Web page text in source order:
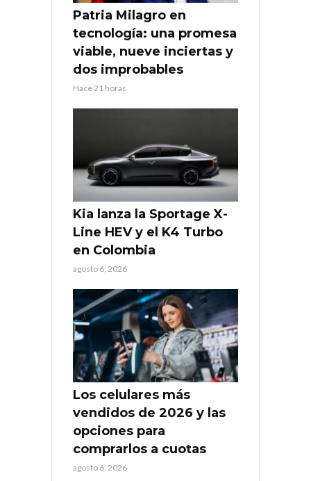
Patria Milagro en
tecnología: una promesa
viable, nueve inciertas y
dos improbables
Hace 21 horas
Kia lanza la Sportage X-
Line HEV y el K4 Turbo
en Colombia
agosto 6, 2026
Los celulares más
vendidos de 2026 y las
opciones para
comprarlos a cuotas
agosto 6, 2026